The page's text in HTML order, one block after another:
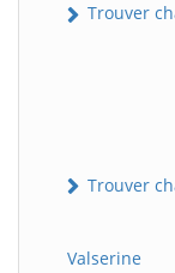
Trouver
Trouver
Valserine